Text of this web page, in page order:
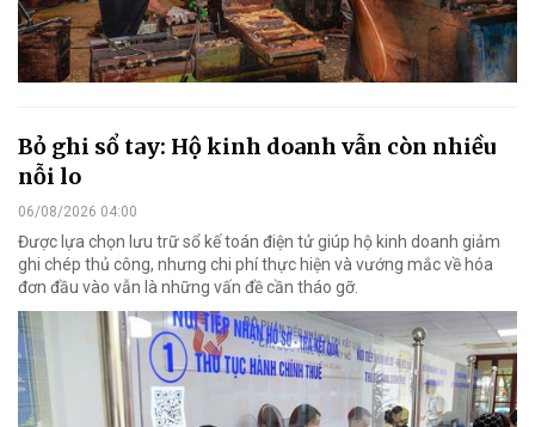
Bỏ ghi sổ tay: Hộ kinh doanh vẫn còn nhiều
nỗi lo
06/08/2026 04:00
Được lựa chọn lưu trữ sổ kế toán điện tử giúp hộ kinh doanh giảm
ghi chép thủ công, nhưng chi phí thực hiện và vướng mắc về hóa
đơn đầu vào vẫn là những vấn đề cần tháo gỡ.